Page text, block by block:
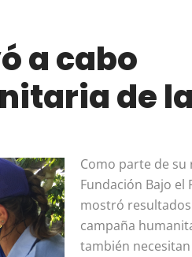
a cabo
de la
Como parte de su
Fundación Bajo el
mostró
campaña
también necesitan